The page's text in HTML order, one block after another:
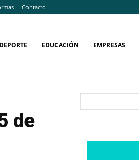
Contacto
DEPORTE EDUCACIÓN EMPRESAS
de